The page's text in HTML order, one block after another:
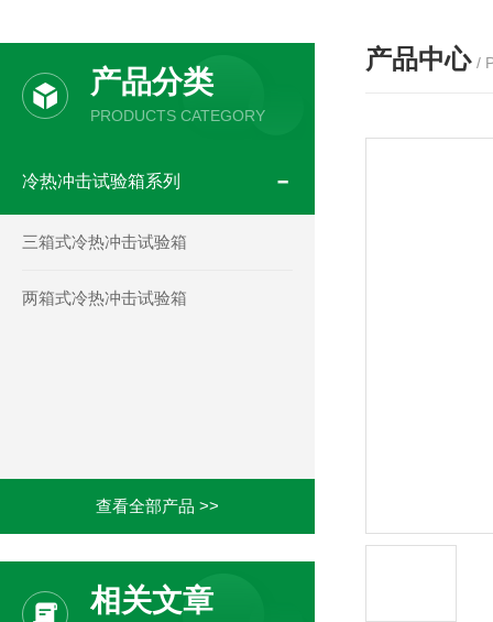
产品分类
PRODUCTS CATEGORY
冷热冲击试验箱系列
三箱式冷热冲击试验箱
两箱式冷热冲击试验箱
查看全部产品 >>
相关文章
产品中心 /